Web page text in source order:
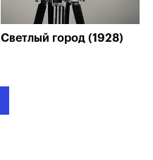
Светлый город (1928)